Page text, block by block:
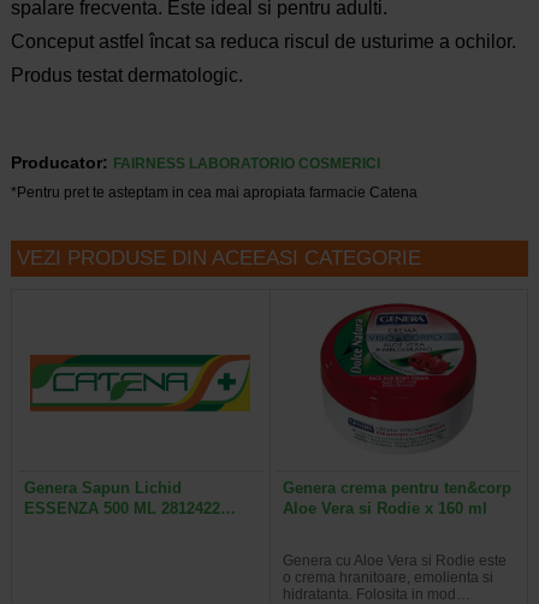
spalare frecventa. Este ideal si pentru adulti.
Conceput astfel încat sa reduca riscul de usturime a ochilor.
Produs testat dermatologic.
Producator:
FAIRNESS LABORATORIO COSMERICI
*Pentru pret te asteptam in cea mai apropiata farmacie Catena
VEZI PRODUSE DIN ACEEASI CATEGORIE
Genera Sapun Lichid
ESSENZA 500 ML 2812422…
Genera crema pentru ten&corp
Aloe Vera si Rodie x 160 ml
Genera cu Aloe Vera si Rodie este
o crema hranitoare, emolienta si
hidratanta. Folosita in mod…